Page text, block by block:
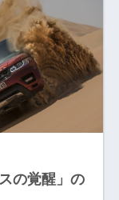
の覚醒」の